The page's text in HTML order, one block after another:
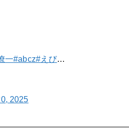
一#abcz#えび…
2025